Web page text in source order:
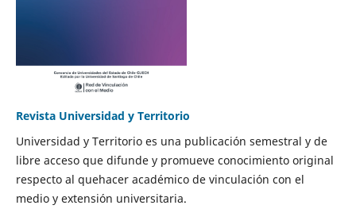
Revista Universidad y Territorio
Universidad y Territorio es una publicación semestral y de
libre acceso que difunde y promueve conocimiento original
respecto al quehacer académico de vinculación con el
medio y extensión universitaria.